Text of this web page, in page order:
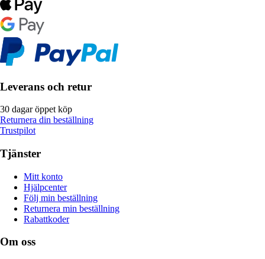
Leverans och retur
30 dagar öppet köp
Returnera din beställning
Trustpilot
Tjänster
Mitt konto
Hjälpcenter
Följ min beställning
Returnera min beställning
Rabattkoder
Om oss